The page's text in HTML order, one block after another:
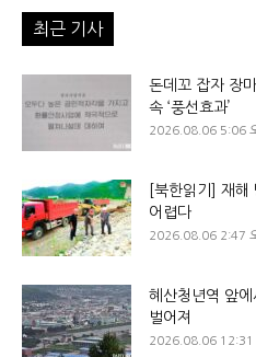
최근 기사
돈데꼬 잡자 장
속 ‘풍선효과’
2026.08.06 5:06
[북한읽기] 재해
어렵다
2026.08.06 2:47
혜산청년역 앞
벌어져
2026.08.06 12:31